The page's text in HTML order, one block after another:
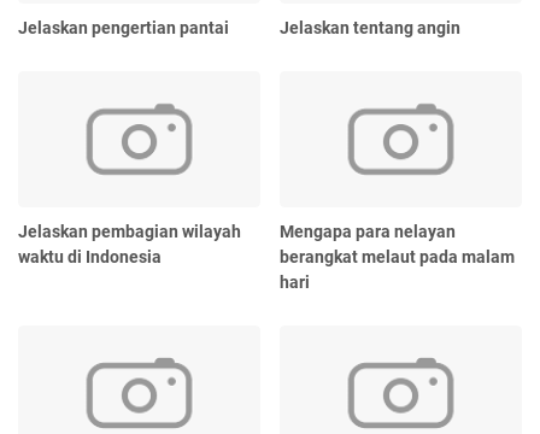
Jelaskan pengertian pantai Jelaskan tentang angin
Jelaskan pembagian wilayah
waktu di Indonesia
Mengapa para nelayan
berangkat melaut pada malam
hari